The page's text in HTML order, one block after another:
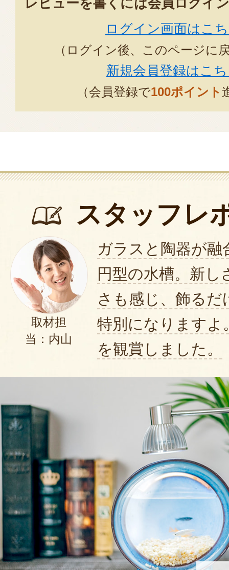
レビューを書くには会員ログイ
ログイン画面はこ
（ログイン後、このページに
新規会員登録はこ
（会員登録で100ポイント
スタッフレ
取材担
当：内山
ガラスと陶器が融
円型の水槽。新し
さも感じ、飾る
特別になりますよ
を観賞しました。